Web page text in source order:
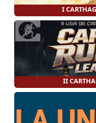
I
II